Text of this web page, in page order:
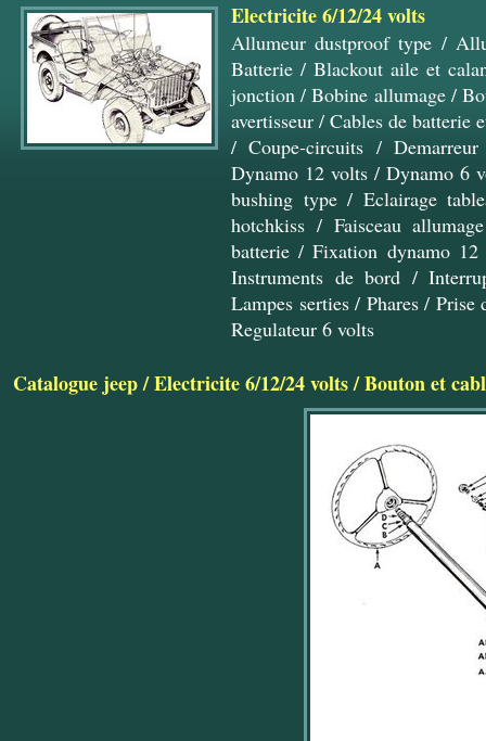
Electricite 6/12/24 volts
Allumeur dustproof type /
Batterie /Blackout aile et
jonction /Bobine allumage/
avertisseur / Cables de batterie
/Coupe-circuits /
Dynamo 12 volts/ Dynamo 6
bushing type/ Eclairage
hotchkiss / Faisceau allumage
batterie /Fixation dynamo 12
Instruments de bord /
Lampes serties/ Phares/ Prise
Regulateur 6 volts
Catalogue jeep/Electricite 6/12/24 volts/Bouton et